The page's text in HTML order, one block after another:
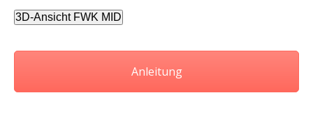
3D-Ansicht FWK MID
Anleitung